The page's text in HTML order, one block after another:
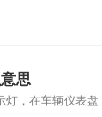
思
灯，在车辆仪表盘